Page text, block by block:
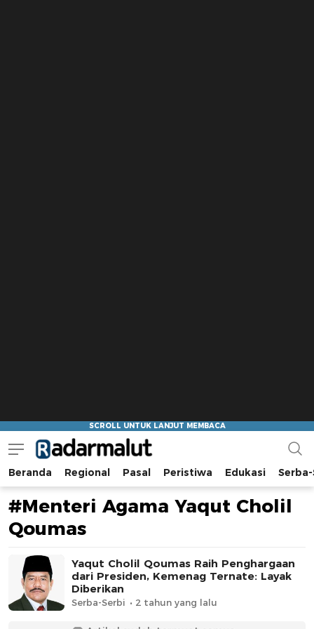
Radar Malut
Bacaan Nyindir
Beranda Regional Pasal Peristiwa Edukasi
#Menteri Agama Yaqut Cholil
Qoumas
Yaqut Cholil Qoumas Raih Penghargaan
dari Presiden, Kemenag Ternate: Layak
Diberikan
Serba-Serbi 2 tahun yang lalu